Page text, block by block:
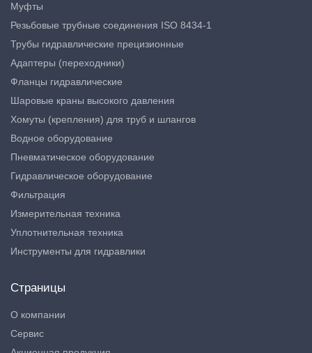
Муфты
Резьбовые трубные соединения ISO 8434-1
Трубы гидравлические прецизионные
Адаптеры (переходники)
Фланцы гидравлические
Шаровые краны высокого давления
Хомуты (крепления) для труб и шлангов
Водное оборудование
Пневматическое оборудование
Гидравлическое оборудование
Фильтрация
Измерительная техника
Уплотнительная техника
Инструменты для гидравлики
Страницы
О компании
Сервис